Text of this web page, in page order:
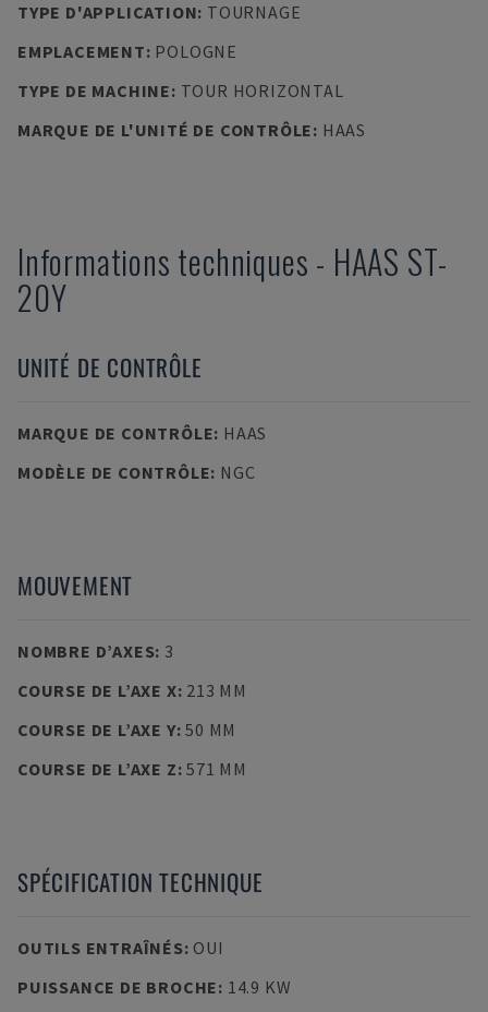
TYPE D'APPLICATION: TOURNAGE
EMPLACEMENT: POLOGNE
TYPE DE MACHINE: TOUR HORIZONTAL
MARQUE DE L'UNITÉ DE CONTRÔLE: HAAS
Informations techniques - HAAS ST-
20Y
UNITÉ DE CONTRÔLE
MARQUE DE CONTRÔLE: HAAS
MODÈLE DE CONTRÔLE: NGC
MOUVEMENT
NOMBRE D’AXES: 3
COURSE DE L’AXE X: 213 MM
COURSE DE L’AXE Y:50 MM
COURSE DE L’AXE Z:571 MM
SPÉCIFICATION TECHNIQUE
OUTILS ENTRAÎNÉS: OUI
PUISSANCE DE BROCHE: 14.9 KW